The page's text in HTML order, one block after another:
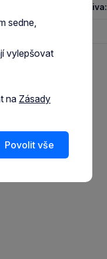
Specifické určení krmiva:
Hlavní zdroj proteinu:
sedne,
vylepšovat
na Zásady
Povolit vše